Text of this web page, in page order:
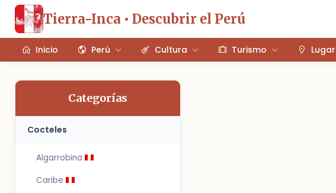
Tierra-Inca • Descubrir el Perú
Inicio Perú Cultura Turismo
Categorías
Cocteles
Algarrobina
Caribe